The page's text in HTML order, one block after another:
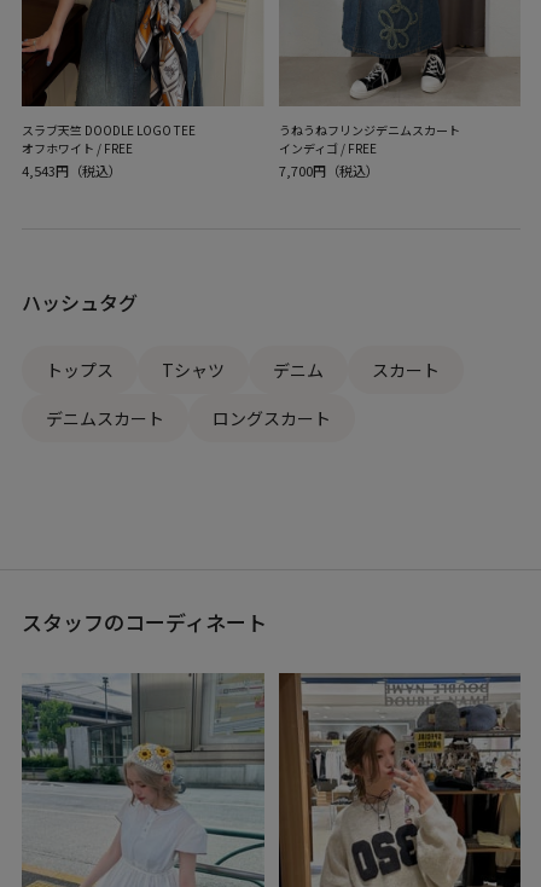
スラブ天竺 DOODLE LOGO TEE
オフホワイト / FREE
4,543円（税込）
うねうねフリンジデニムスカート
インディゴ / FREE
7,700円（税込）
ハッシュタグ
トップス Tシャツ デニム
スカート
デニムスカート
ロングスカート
スタッフのコーディネート